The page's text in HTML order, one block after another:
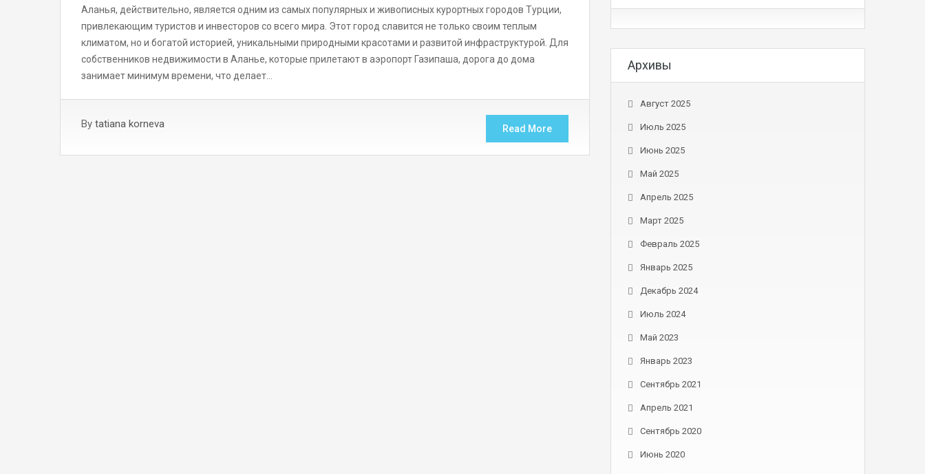
Аланья, действительно, является одним из самых популярных и живописных курортных городов Турции,
привлекающим туристов и инвесторов со всего мира. Этот город славится не только своим теплым
климатом, но и богатой историей, уникальными природными красотами и развитой инфраструктурой. Для
собственников недвижимости в Аланье, которые прилетают в аэропорт Газипаша, дорога до дома
занимает минимум времени, что делает…
By tatiana korneva Read More
Архивы
Август 2025
Июль 2025
Июнь 2025
Май 2025
Апрель 2025
Март 2025
Февраль 2025
Январь 2025
Декабрь 2024
Июль 2024
Май 2023
Январь 2023
Сентябрь 2021
Апрель 2021
Сентябрь 2020
Июнь 2020